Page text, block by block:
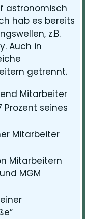
astronomisch
hab es bereits
z.B.
Auch in
getrennt.
Mitarbeiter
Prozent seines
Mitarbeiter
Mitarbeitern
MGM